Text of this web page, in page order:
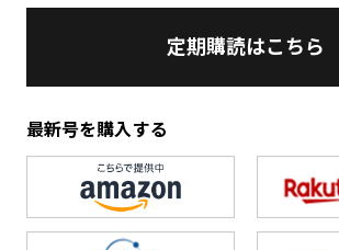
定期購読はこちら
最新号を購入する